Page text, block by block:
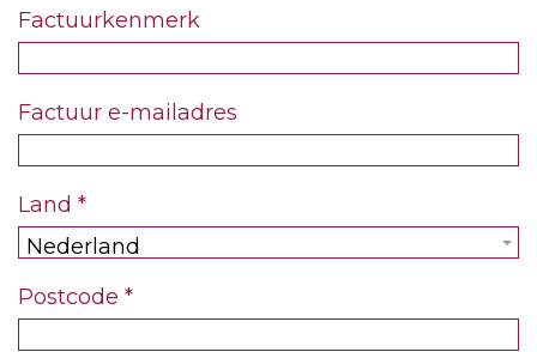
Factuurkenmerk
Factuur e-mailadres
Land *
Nederland
Postcode *